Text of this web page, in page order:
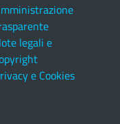
legali e
e Cookies